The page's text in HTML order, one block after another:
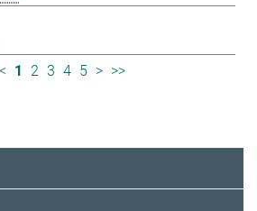
< 1 2 3 4 5 > >>